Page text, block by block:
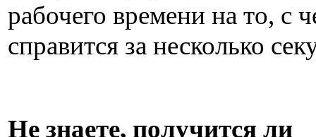
рабочего времени на то, с
справится за несколько
Не знаете, получится ли